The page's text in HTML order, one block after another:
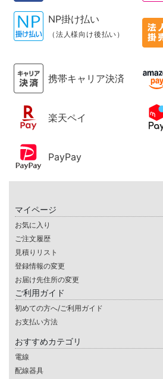
NP掛け払い
（法人様向け後払い）
携帯キャリア決済
楽天ペイ
PayPay
マイページ
お気に入り
ご注文履歴
見積りリスト
登録情報の変更
お届け先住所の変更
ご利用ガイド
初めての方へ/ご利用ガイド
お支払い方法
おすすめカテゴリ
電線
配線器具